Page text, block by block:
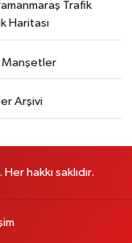
Trafik
Haritası
Manşetler
Arşivi
hakkı saklıdır.